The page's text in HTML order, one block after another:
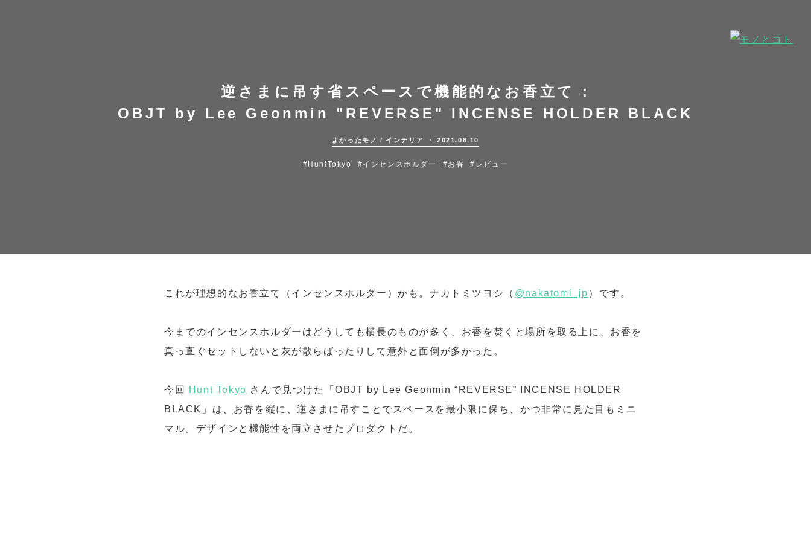
逆さまに吊す省スペースで機能的なお香立て :
OBJT by Lee Geonmin "REVERSE" INCENSE HOLDER BLACK
よかったモノ / インテリア ・ 2021.08.10
#HuntTokyo #インセンスホルダー #お香 #レビュー
これが理想的なお香立て（ インセンスホルダー）かも。ナカトミツヨシ（ @nakatomi_jp ）です。
今までのインセンスホルダーはどうしても横長のものが多く、お香を焚くと場所を取る上に、お香を
真っ直ぐセットしないと灰が散らばったりして意外と面倒が多かった。
今回 Hu nt Tokyo さんで見つけた「OBJT by Lee Geonmin “REVERSE” INCENSE HOLDER
BLACK」は、お香を縦に、逆さまに吊すことでスペースを最小限に保ち、かつ非常に見た目もミニ
マル。デザインと機能性を両立させたプロダクトだ。